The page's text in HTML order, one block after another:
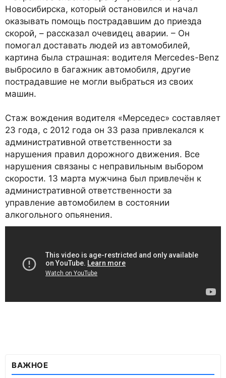
Новосибирска, который остановился и начал
оказывать помощь пострадавшим до приезда
скорой, – рассказал очевидец аварии. – Он
помогал доставать людей из автомобилей,
картина была страшная: водителя Mercedes-Benz
выбросило в багажник автомобиля, другие
пострадавшие не могли выбраться из своих
машин.
Стаж вождения водителя «Мерседес» составляет
23 года, с 2012 года он 33 раза привлекался к
административной ответственности за
нарушения правил дорожного движения. Все
нарушения связаны с неправильным выбором
скорости. 13 марта мужчина был привлечён к
административной ответственности за
управление автомобилем в состоянии
алкогольного опьянения.
ВАЖНОЕ